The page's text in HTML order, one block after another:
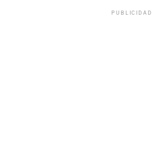
PUBLICIDAD